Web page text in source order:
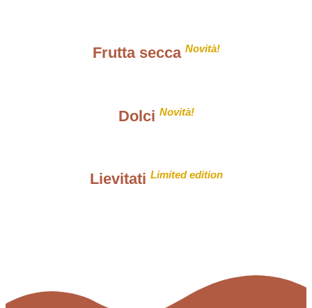
Frutta secca Novità!
Dolci Novità!
Lievitati Limited edition